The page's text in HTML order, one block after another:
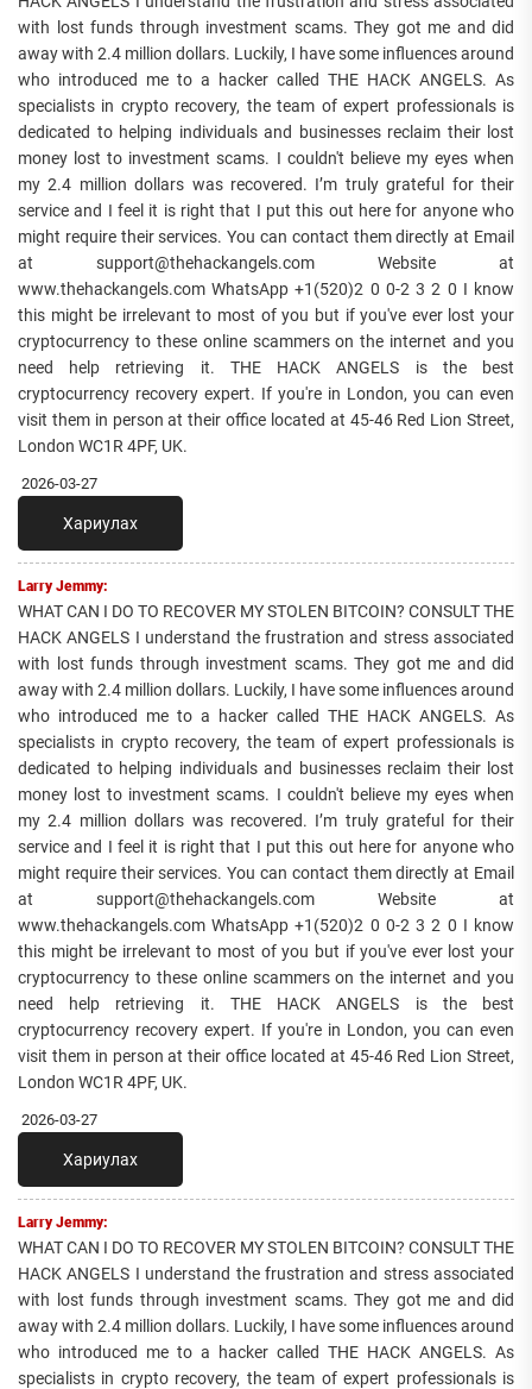
with lost funds through investment scams. They got me and did
away with 2.4 million dollars. Luckily, I have some influences around
who introduced me to a hacker called THE HACK ANGELS. As
specialists in crypto recovery, the team of expert professionals is
dedicated to helping individuals and businesses reclaim their lost
money lost to investment scams. I couldn't believe my eyes when
my 2.4 million dollars was recovered. I’m truly grateful for their
service and I feel it is right that I put this out here for anyone who
might require their services. You can contact them directly at Email
at support@thehackangels.com Website at
www.thehackangels.com WhatsApp +1(520)2 0 0-2 3 2 0 I know
this might be irrelevant to most of you but if you've ever lost your
cryptocurrency to these online scammers on the internet and you
need help retrieving it. THE HACK ANGELS is the best
cryptocurrency recovery expert. If you're in London, you can even
visit them in person at their office located at 45-46 Red Lion Street,
London WC1R 4PF, UK.
2026-03-27
Хариулах
Larry Jemmy:
WHAT CAN I DO TO RECOVER MY STOLEN BITCOIN? CONSULT THE
HACK ANGELS I understand the frustration and stress associated
with lost funds through investment scams. They got me and did
away with 2.4 million dollars. Luckily, I have some influences around
who introduced me to a hacker called THE HACK ANGELS. As
specialists in crypto recovery, the team of expert professionals is
dedicated to helping individuals and businesses reclaim their lost
money lost to investment scams. I couldn't believe my eyes when
my 2.4 million dollars was recovered. I’m truly grateful for their
service and I feel it is right that I put this out here for anyone who
might require their services. You can contact them directly at Email
at support@thehackangels.com Website at
www.thehackangels.com WhatsApp +1(520)2 0 0-2 3 2 0 I know
this might be irrelevant to most of you but if you've ever lost your
cryptocurrency to these online scammers on the internet and you
need help retrieving it. THE HACK ANGELS is the best
cryptocurrency recovery expert. If you're in London, you can even
visit them in person at their office located at 45-46 Red Lion Street,
London WC1R 4PF, UK.
2026-03-27
Хариулах
Larry Jemmy:
WHAT CAN I DO TO RECOVER MY STOLEN BITCOIN? CONSULT THE
HACK ANGELS I understand the frustration and stress associated
with lost funds through investment scams. They got me and did
away with 2.4 million dollars. Luckily, I have some influences around
who introduced me to a hacker called THE HACK ANGELS. As
specialists in crypto recovery, the team of expert professionals is